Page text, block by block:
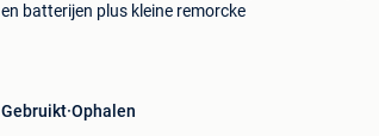
en batterijen plus kleine remorcke
Gebruikt Ophalen